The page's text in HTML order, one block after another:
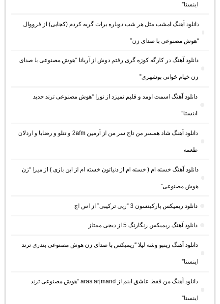
اینستا”
دانلود آهنگ امشب مثل هر شب دوباره برات گریه کردم (کجایی) از فرووال
“هوش مصنوعی با صدای زن”
دانلود آهنگ در کارگه کوزه گری رفتم دوش از آریانا “هوش مصنوعی با صدای
زن خیام خوانی بوشهری”
دانلود آهنگ اسمت اومد و قلبم نمیزد از نورا “هوش مصنوعی ترند جدید
اینستا”
دانلود آهنگ شاد همسر من تاج سر من از آرمین 2afm و تتلو و رضایا و اردلان
طعمه
دانلود آهنگ خسته ام ( خسته ام از دنیاتون خسته ام از این بازی ) از میرا “زن
هوش مصنوعی”
دانلود ریمیکس پارکینسون 3 “رپی ترکیبی” از اس اچ
دانلود آهنگ ریمیکس رنگارنگ 5 از دیجی ممتاز
دانلود آهنگ زینبو وشه لیلا “ریمیکس با صدای زن هوش مصنوعی بندری ترند
اینستا”
دانلود آهنگ من فقط عاشق اینم از aras arjmand “هوش مصنوعی ترند
اینستا”